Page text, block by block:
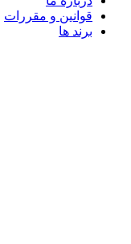
قوانین و مقررات
برند ها